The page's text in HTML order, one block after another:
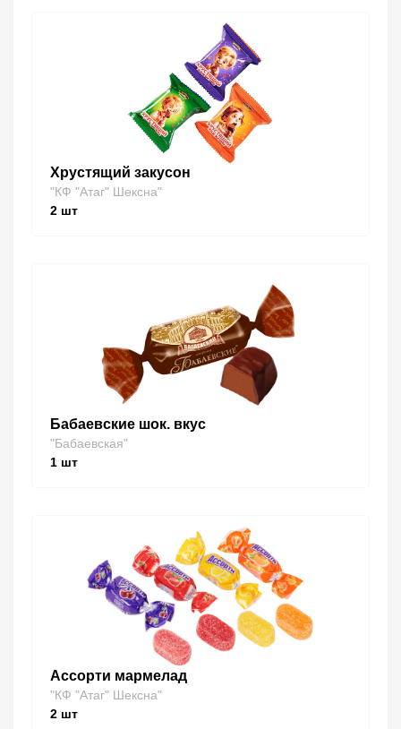
Хрустящий закусон
"КФ "Атаг" Шексна"
2 шт
Бабаевские шок. вкус
"Бабаевская"
1 шт
Ассорти мармелад
"КФ "Атаг" Шексна"
2 шт